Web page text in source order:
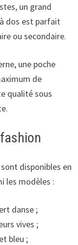
un grand
dos est parfait
ou secondaire.
une poche
de
qualité sous
disponibles en
les modèles :
danse ;
vives ;
bleu ;